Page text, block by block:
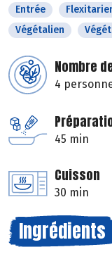
Entrée
Végétalien
Nombre
4
45 min
Cuisson
30 min
Ingrédients